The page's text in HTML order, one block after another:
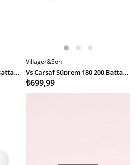
Vs Çarşaf Süprem 180 200 Battal Boy PEMBE
Villager&Son
Vs Çarşaf Süprem 180 200 Battal Boy MAVİ
₺699,99